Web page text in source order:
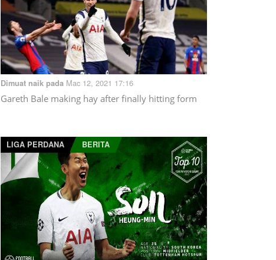
Dimuat naik pada Mac 12, 2021 17:16
Gareth Bale making hay after finally hitting form
LIGA PERDANA BERITA